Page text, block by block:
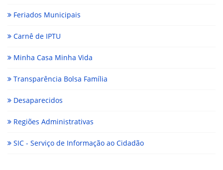
Feriados Municipais
Carnê de IPTU
Minha Casa Minha Vida
Transparência Bolsa Família
Desaparecidos
Regiões Administrativas
SIC - Serviço de Informação ao Cidadão